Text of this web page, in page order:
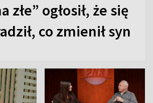
złe” ogłosił, że się
co zmienił syn